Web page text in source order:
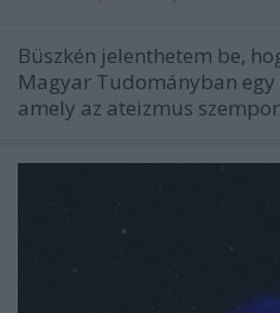
Büszkén jelenthetem be,
Magyar Tudományban
amely az ateizmus